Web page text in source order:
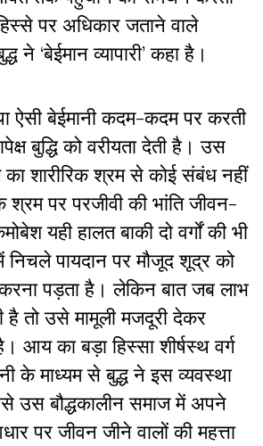
पर अधिकार जताने वाले
ने ‘बेईमान व्यापारी’ कहा है।
ऐसी बेईमानी कदम-कदम पर करती
बुद्धि को वरीयता देती है। उस
का शारीरिक श्रम से कोई संबंध नहीं
श्रम पर परजीवी की भांति जीवन-
यही हालत बाकी दो वर्गों की भी
निचले पायदान पर मौजूद शूद्र को
पड़ता है। लेकिन बात जब लाभ
तो उसे मामूली मजदूरी देकर
आय का बड़ा हिस्सा शीर्षस्थ वर्ग
के माध्यम से बुद्ध ने इस व्यवस्था
उस बौद्धकालीन समाज में अपने
पर जीवन जीने वालों की महत्ता